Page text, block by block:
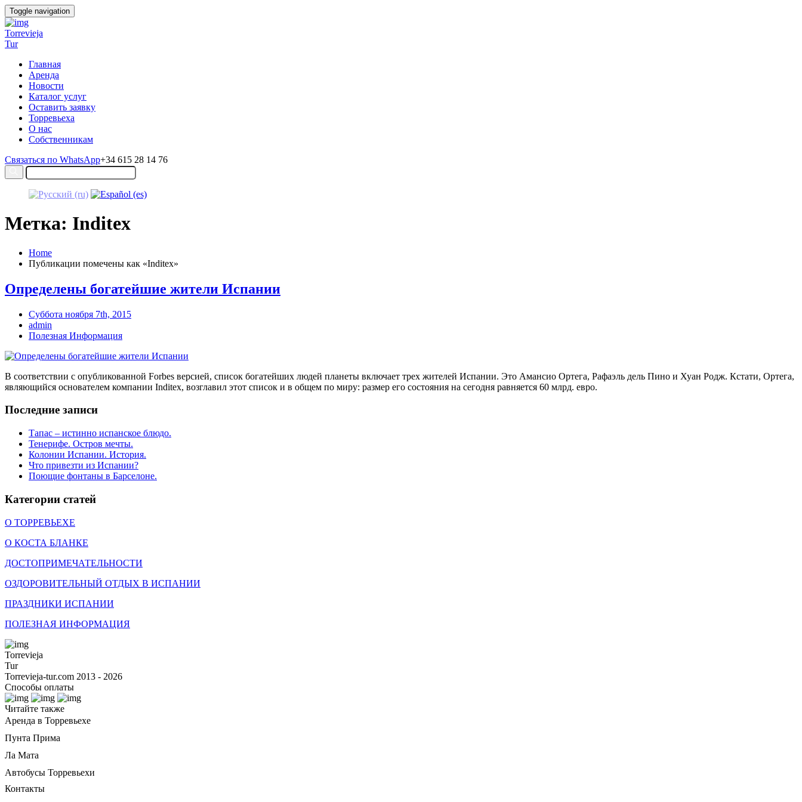
Toggle navigation
Torrevieja
Tur
Главная
Аренда
Новости
Каталог услуг
Оставить заявку
Торревьеха
О нас
Собственникам
Связаться по WhatsApp+34 615 28 14 76
Метка: Inditex
Home
Публикации помечены как «Inditex»
Определены богатейшие жители Испании
Суббота ноября 7th, 2015
admin
Полезная Информация
В соответствии с опубликованной Forbes версией, список богатейших людей планеты включает трех жителей Испании. Это Амансио Ортега, Рафаэль дель Пино и Хуан Родж. Кстати, Ортега,
являющийся основателем компании Inditex, возглавил этот список и в общем по миру: размер его состояния на сегодня равняется 60 млрд. евро.
Последние записи
Тапас – истинно испанское блюдо.
Тенерифе. Остров мечты.
Колонии Испании. История.
Что привезти из Испании?
Поющие фонтаны в Барселоне.
Категории статей
О ТОРРЕВЬЕХЕ
О КОСТА БЛАНКЕ
ДОСТОПРИМЕЧАТЕЛЬНОСТИ
ОЗДОРОВИТЕЛЬНЫЙ ОТДЫХ В ИСПАНИИ
ПРАЗДНИКИ ИСПАНИИ
ПОЛЕЗНАЯ ИНФОРМАЦИЯ
Torrevieja
Tur
Torrevieja-tur.com 2013 - 2026
Способы оплаты
Читайте также
Аренда в Торревьехе
Пунта Прима
Ла Мата
Автобусы Торревьехи
Контакты